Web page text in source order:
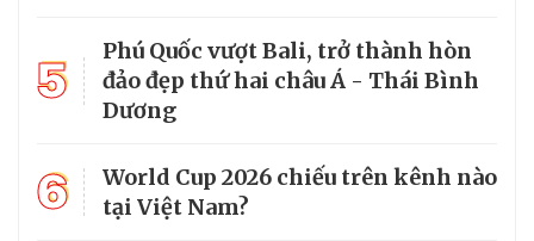
5
Phú Quốc vượt Bali, trở thành hòn
đảo đẹp thứ hai châu Á - Thái Bình
Dương
6
World Cup 2026 chiếu trên kênh nào
tại Việt Nam?